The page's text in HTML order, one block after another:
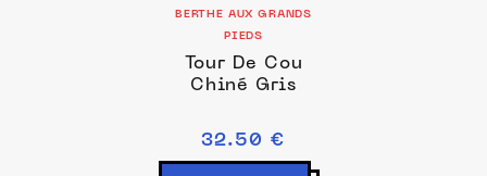
BERTHE AUX GRANDS
PIEDS
Tour De Cou
Chiné Gris
32.50 €